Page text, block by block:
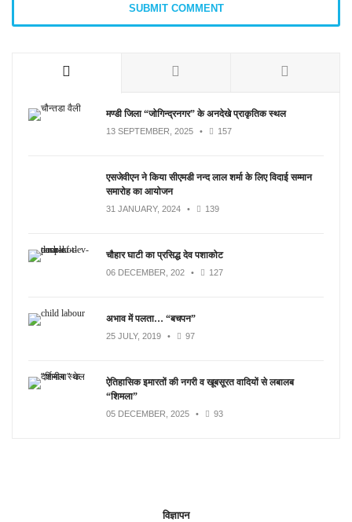
मण्डी जिला “जोगिन्द्रनगर” के अनदेखे प्राकृतिक स्थल
13 SEPTEMBER, 2025 • 157
एसजेवीएन ने किया सीएमडी नन्‍द लाल शर्मा के लिए विदाई सम्मान
समारोह का आयोजन
31 JANUARY, 2024 • 139
चौहार घाटी का प्रसिद्ध देव पशाकोट
06 DECEMBER, 202 • 127
अभाव में पलता… “बचपन”
25 JULY, 2019 • 97
ऐतिहासिक इमारतों की नगरी व खूबसूरत वादियों से लबालब
“शिमला”
05 DECEMBER, 2025 • 93
विज्ञापन